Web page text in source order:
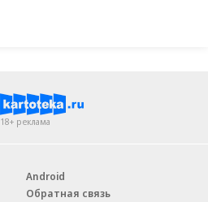
18+ реклама
Android
Обратная связь